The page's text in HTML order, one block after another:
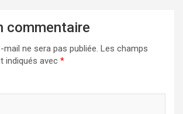
commentaire
ne sera pas publiée. Les champs
indiqués avec *